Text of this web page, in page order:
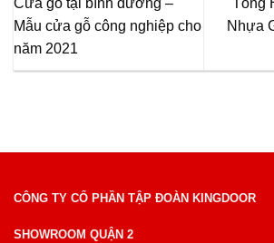
Cửa gỗ tại bình dương –
Mẫu cửa gỗ công nghiệp cho
năm 2021
Tổng
Nhựa
CÔNG TY CỔ PHẦN TẬP ĐOÀN KINGDOOR
SHOWROOM QUẬN 2